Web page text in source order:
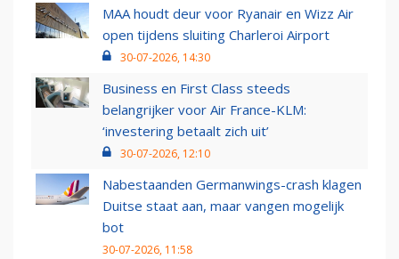
MAA houdt deur voor Ryanair en Wizz Air
open tijdens sluiting Charleroi Airport
30-07-2026, 14:30
Business en First Class steeds
belangrijker voor Air France-KLM:
‘investering betaalt zich uit’
30-07-2026, 12:10
Nabestaanden Germanwings-crash klagen
Duitse staat aan, maar vangen mogelijk
bot
30-07-2026, 11:58